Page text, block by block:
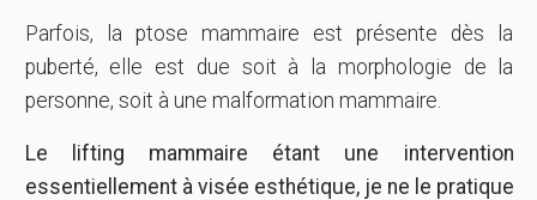
Parfois, la ptose mammaire est présente dès la
puberté, elle est due soit à la morphologie de la
personne, soit à une malformation mammaire.
Le lifting mammaire étant une intervention
essentiellement à visée esthétique, je ne le pratique